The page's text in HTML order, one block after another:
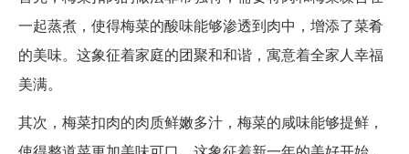
一起蒸煮，使得梅菜的酸味能够渗透到肉中，增添了菜肴
的美味。这象征着家庭的团聚和和谐，寓意着全家人幸福
美满。
其次，梅菜扣肉的肉质鲜嫩多汁，梅菜的咸味能够提鲜，